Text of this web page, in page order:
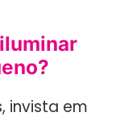
invista em